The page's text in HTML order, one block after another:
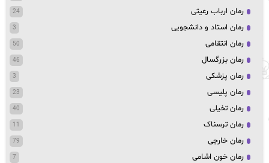
رمان ارباب رعیتی 24
رمان استاد و دانشجویی 3
رمان انتقامی 50
رمان بزرگسال 46
رمان پزشکی 3
رمان پلیسی 23
رمان تخیلی 40
رمان ترسناک 11
رمان خارجی 79
رمان خون اشامی 7